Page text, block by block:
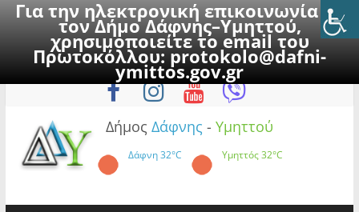
Για την ηλεκτρονική επικοινωνία με
τον Δήμο Δάφνης–Υμηττού,
χρησιμοποιείτε το email του
Πρωτοκόλλου:protokolo@dafni-
ymittos.gov.gr
to
Σάββατο, 8 Αυγούστου 2026
Δήμος Δάφνης - Υμηττού
Δάφνη32°C Υμηττός32°C